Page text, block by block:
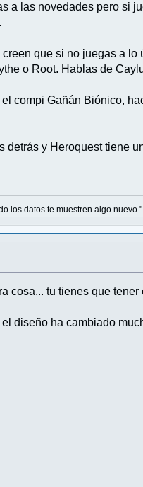
a las novedades pero si
que si no juegas a
o Root. Hablas de
compi Gañán Biónico,
y Heroquest tiene
los datos te muestren algo
cosa... tu tienes que tener
diseño ha cambiado